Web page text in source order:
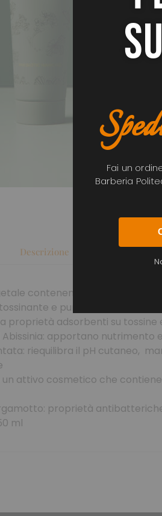
Descrizione
contenente argilla bianca
e purificante. Arricchito
proprietà adsorbenti su tossine
Abissinia: apportano nutrimento
riequilibra il pH cutaneo,
un attivo cosmetico che
proprietà
ml
Fai un
Barberia